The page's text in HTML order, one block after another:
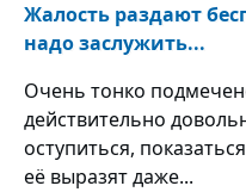
Жалость раздают
надо заслужить...
Очень тонко
действительно
оступиться,
её выразят даже...